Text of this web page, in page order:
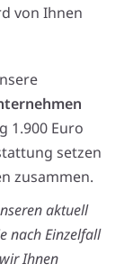
von Ihnen
1.900 Euro
setzen
zusammen.
aktuell
nach Einzelfall
Ihnen